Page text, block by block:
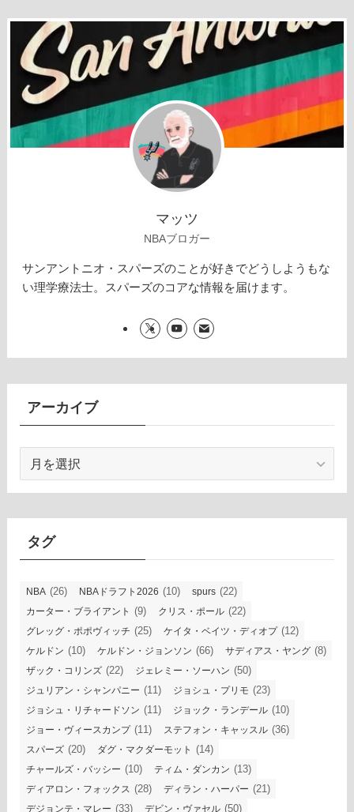
マッツ
NBAブロガー
サンアントニオ・スパーズのことが好きでどうしようもな
い理学療法士。スパーズのコアな情報を届けます。
アーカイブ
カ
タグ
NBA (26) NBAドラフト2026 (10) spurs (22)
カーター・ブライアント (9) クリス・ポール (22)
グレッグ・ポポヴィッチ (25) ケイタ・ベイツ・ディオプ(12)
ケルドン (10) ケルドン・ジョンソン (66) サディアス・ヤング (8)
ザック・コリンズ (22) ジェレミー・ソーハン (50)
ジュリアン・シャンパニー (11) ジョシュ・プリモ (23)
ジョシュ・リチャードソン (11) ジョック・ランデール (10)
ジョー・ヴィースカンプ(11) ステフォン・キャッスル (36)
スパーズ (20) ダグ・マクダーモット (14)
チャールズ・バッシー (10) ティム・ダンカン (13)
ディアロン・フォックス (28) ディラン・ハーパー (21)
デジョンテ・マレー (33) デビン・ヴァセル (50)